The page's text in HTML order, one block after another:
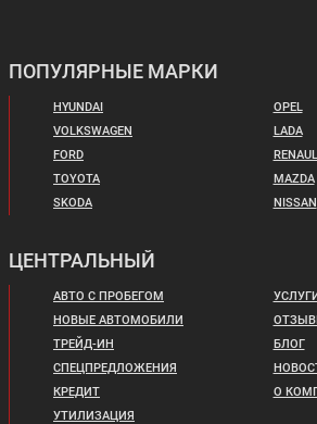
ПОПУЛЯРНЫЕ МАРКИ
HYUNDAI
VOLKSWAGEN
FORD
TOYOTA
SKODA
OPEL
LADA
MAZDA
NISSAN
ЦЕНТРАЛЬНЫЙ
АВТО С ПРОБЕГОМ
НОВЫЕ АВТОМОБИЛИ
ТРЕЙД-ИН
СПЕЦПРЕДЛОЖЕНИЯ
КРЕДИТ
УТИЛИЗАЦИЯ
БЛОГ
О